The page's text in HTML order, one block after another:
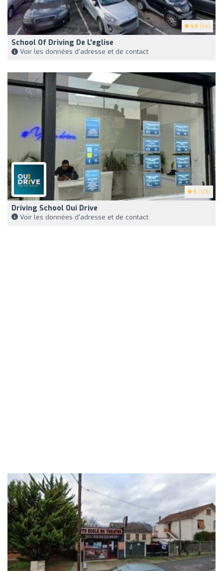
4.5 (66)
School Of Driving De L'eglise
Voir les données d'adresse et de contact
5 (128)
Driving School Oui Drive
Voir les données d'adresse et de contact